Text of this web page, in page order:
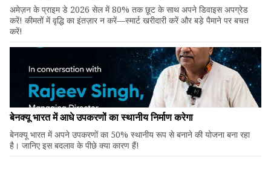
अमेज़न के प्राइम डे 2026 सेल में 80% तक छूट के साथ अपने डिवाइस अपग्रेड
करें! कीमतों में वृद्धि का इंतज़ार न करें—स्मार्ट खरीदारी करें और बड़े पैमाने पर बचत
करें!
बेनक्यू भारत में आधे उपकरणों का स्थानीय निर्माण करेगा
बेनक्यू भारत में अपने उपकरणों का 50% स्थानीय रूप से बनाने की योजना बना रहा
है। जानिए इस बदलाव के पीछे क्या कारण हैं!